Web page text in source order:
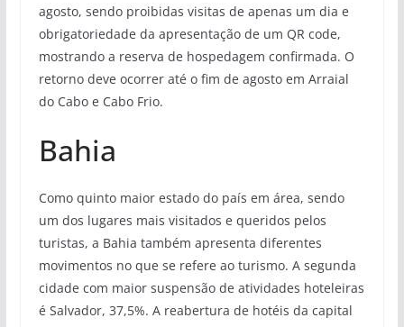
agosto, sendo proibidas visitas de apenas um dia e
obrigatoriedade da apresentação de um QR code,
mostrando a reserva de hospedagem confirmada. O
retorno deve ocorrer até o fim de agosto em Arraial
do Cabo e Cabo Frio.
Bahia
Como quinto maior estado do país em área, sendo
um dos lugares mais visitados e queridos pelos
turistas, a Bahia também apresenta diferentes
movimentos no que se refere ao turismo. A segunda
cidade com maior suspensão de atividades hoteleiras
é Salvador, 37,5%. A reabertura de hotéis da capital